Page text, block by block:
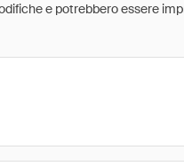
e potrebbero essere